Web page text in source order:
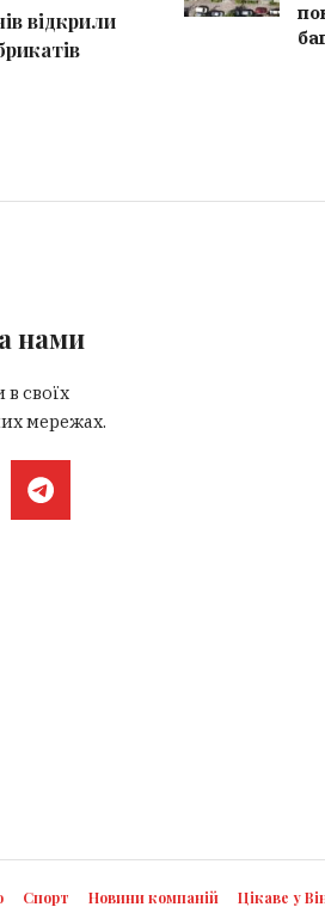
відкрили
Як правильно
вигрібну яму:
нами
своїх
мережах.
Спорт Новини компаній Цікаве у